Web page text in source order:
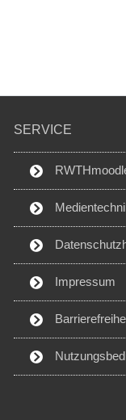
SERVICE
Impressum